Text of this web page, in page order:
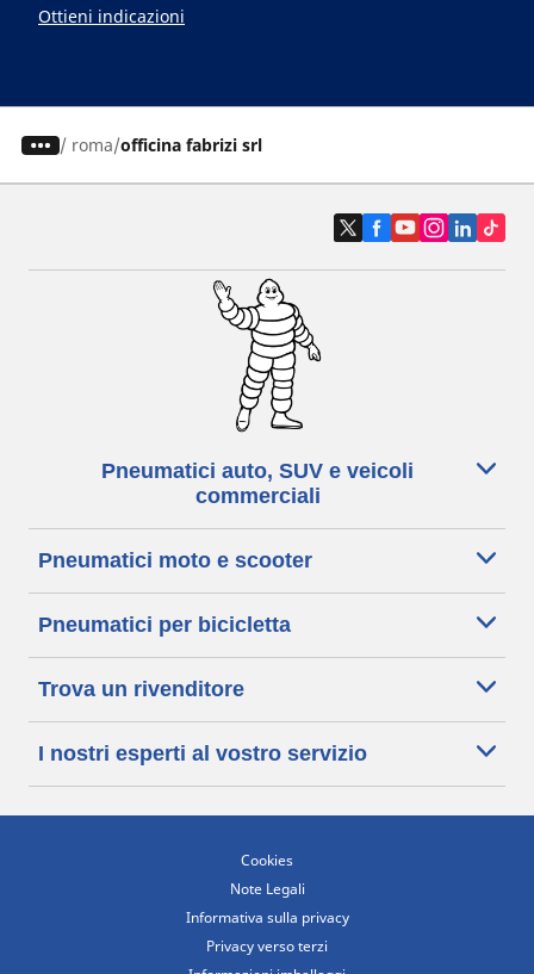
Ottieni indicazioni
/ roma officina fabrizi srl
Pneumatici auto, SUV e veicoli
commerciali
Pneumatici moto e scooter
Pneumatici per bicicletta
Trova un rivenditore
I nostri esperti al vostro servizio
Cookies
Note Legali
Informativa sulla privacy
Privacy verso terzi